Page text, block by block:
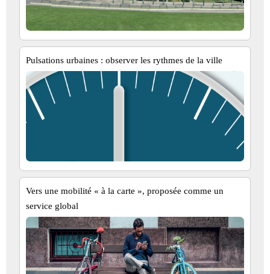
Pulsations urbaines : observer les rythmes de la ville
Vers une mobilité « à la carte », proposée comme un
service global